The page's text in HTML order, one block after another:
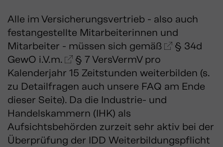
Alle im Versicherungsvertrieb - also auch
festangestellte Mitarbeiterinnen und
Mitarbeiter - müssen sich gemäß
§ 34d
GewO i.V.m. § 7 VersVermVpro
Kalenderjahr 15 Zeitstunden weiterbilden (s.
zu Detailfragen auch unsere FAQ am Ende
dieser Seite). Da die Industrie- und
Handelskammern (IHK) als
Aufsichtsbehörden zurzeit sehr aktiv bei der
Überprüfung der IDD Weiterbildungspflicht